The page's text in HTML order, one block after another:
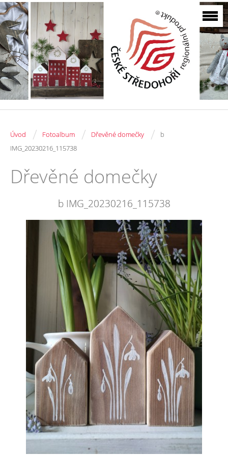
Úvod / Fotoalbum / Dřevěné domečky /
b
IMG_20230216_115738
Dřevěné domečky
b IMG_20230216_115738